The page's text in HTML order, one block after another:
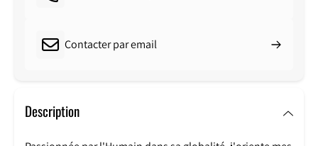
Contacter par email
Description